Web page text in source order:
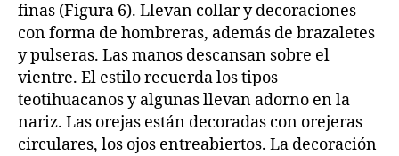
finas (Figura 6). Llevan collar y decoraciones
con forma de hombreras, además de brazaletes
y pulseras. Las manos descansan sobre el
vientre. El estilo recuerda los tipos
teotihuacanos y algunas llevan adorno en la
nariz. Las orejas están decoradas con orejeras
circulares, los ojos entreabiertos. La decoración